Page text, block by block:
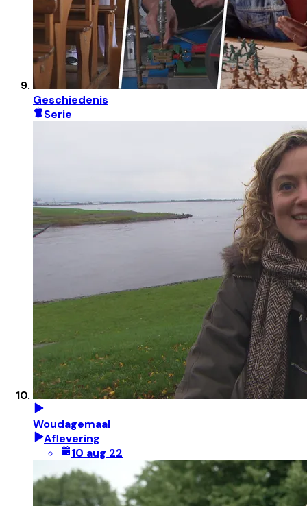
Geschiedenis
Serie
Woudagemaal
Aflevering
10 aug 22